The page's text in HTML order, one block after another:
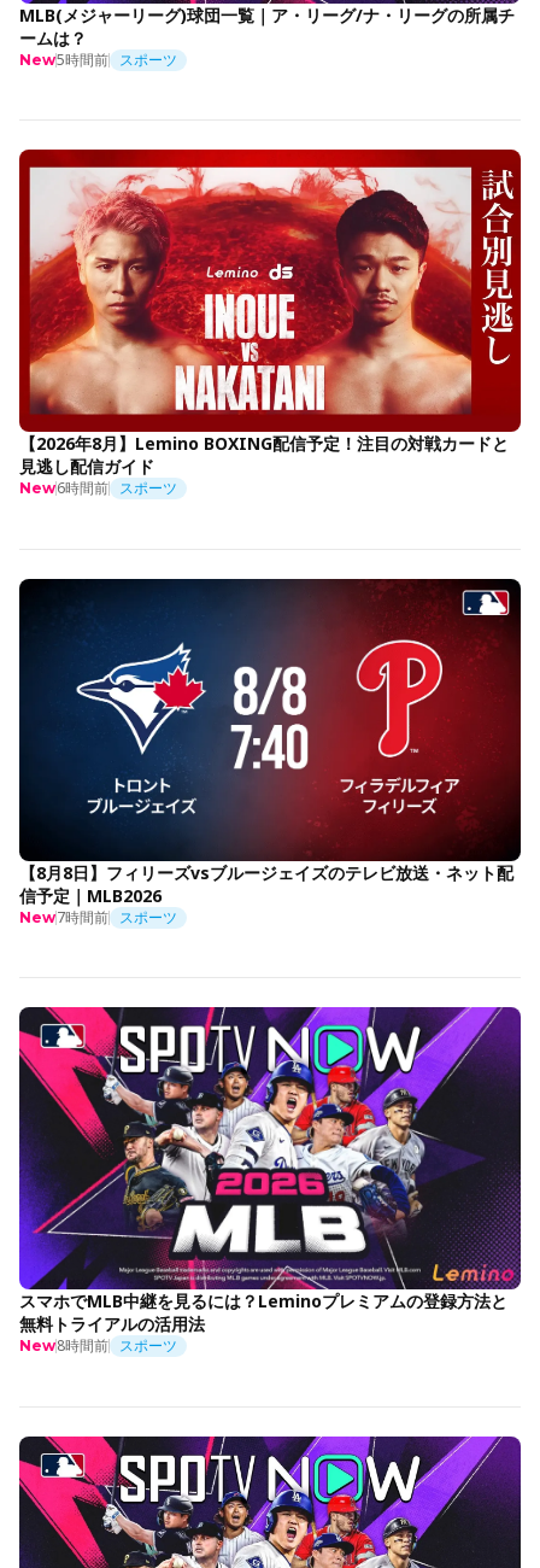
MLB(メジャーリーグ)球団一覧｜ア・リーグ/ナ・リーグの所属チ
ームは？
New5時間前 スポーツ
【2026年8月】Lemino BOXING配信予定！注目の対戦カードと
見逃し配信ガイド
New6時間前 スポーツ
【8月8日】フィリーズvsブルージェイズのテレビ放送・ネット配
信予定｜MLB2026
New7時間前 スポーツ
スマホでMLB中継を見るには？Leminoプレミアムの登録方法と
無料トライアルの活用法
New8時間前 スポーツ